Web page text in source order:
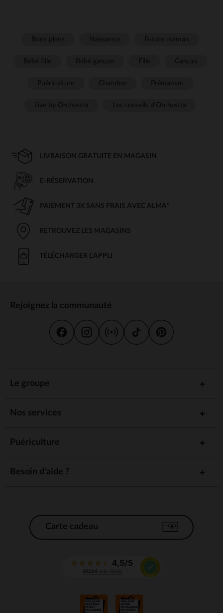
LIVRAISON GRATUITE EN MAGASIN
E-RÉSERVATION
PAIEMENT 3X SANS FRAIS AVEC ALMA*
RETROUVEZ LES MAGASINS
TÉLÉCHARGER L'APPLI
Rejoignez la communauté
Le groupe
Nos services
Puériculture
Besoin d'aide ?
Carte cadeau